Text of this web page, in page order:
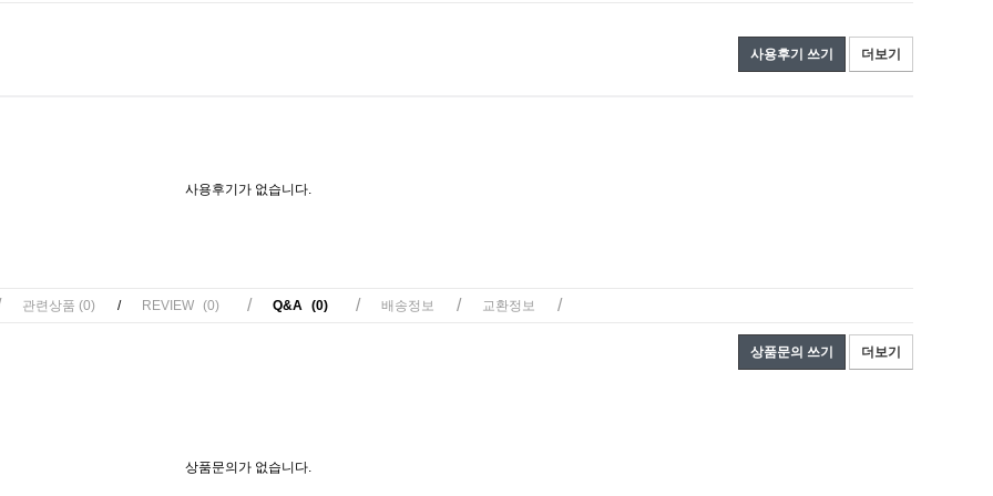
사용후기 쓰기 더보기
사용후기가 없습니다.
관련상품 (0) / REVIEW (0) / Q&A (0) / 배송정보 / 교환정보 /
상품문의 쓰기 더보기
상품문의가 없습니다.